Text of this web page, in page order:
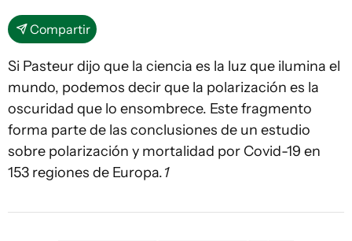
Compartir
Si Pasteur dijo que la ciencia es la luz que ilumina el
mundo, podemos decir que la polarización es la
oscuridad que lo ensombrece. Este fragmento
forma parte de las conclusiones de un estudio
sobre polarización y mortalidad por Covid-19 en
153 regiones de Europa.1